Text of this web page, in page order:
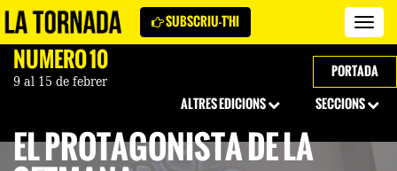
La
SUBSCRIU-T'HI
NÚMERO 10
9 al 15 de febrer
PORTADA
SECCIONS
ALTRES EDICIONS
EL PROTAGONISTA DE LA